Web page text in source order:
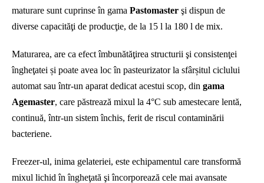
maturare sunt cuprinse în gama Pastomaster şi dispun de
diverse capacităţi de producţie, de la 15 l la 180 l de mix.
Maturarea, are ca efect îmbunătăţirea structurii şi consistenţei
îngheţatei și poate avea loc în pasteurizator la sfârșitul ciclului
automat sau într-un aparat dedicat acestui scop, din gama
Agemaster, care păstrează mixul la 4°C sub amestecare lentă,
continuă, într-un sistem închis, ferit de riscul contaminării
bacteriene.
Freezer-ul, inima gelateriei, este echipamentul care transformă
mixul lichid în îngheţată şi încorporează cele mai avansate